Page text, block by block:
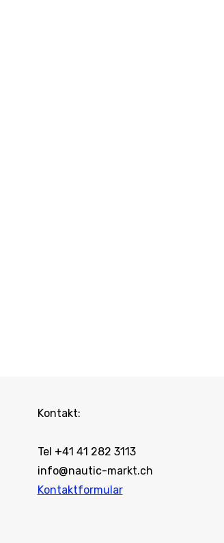
Kontakt:
Tel +41 41 282 3113
info@nautic-markt.ch
Kontaktformular